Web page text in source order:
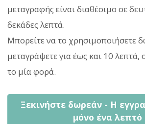
μεταγραφής είναι διαθέσιμο σε
δεκάδες λεπτά.
Μπορείτε να το χρησιμοποιήσετε
μεταγράψετε για έως και 10 λεπτά,
το μία φορά.
Ξεκινήστε δωρεάν - Η
μόνο ένα λεπτό